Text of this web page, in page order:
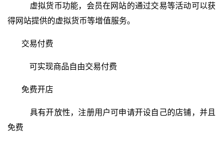
虚拟货币功能，会员在网站的通过交易等活动可以获
得网站提供的虚拟货币等增值服务。
交易付费
可实现商品自由交易付费
免费开店
具有开放性，注册用户可申请开设自己的店铺，并且
免费